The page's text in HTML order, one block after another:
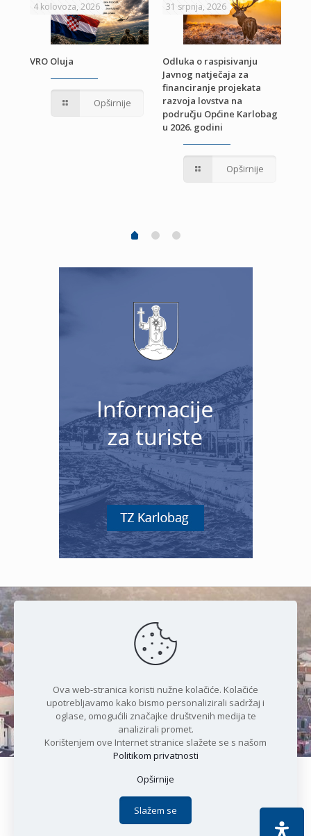
4 kolovoza, 2026
VRO Oluja
Opširnije
31 srpnja, 2026
Odluka o raspisivanju
Javnog natječaja za
financiranje projekata
razvoja lovstva na
području Općine Karlobag
u 2026. godini
Opširnije
Čudesan spoj kristalnog mora i
prirode
Copyright © 2021 Općina Karlobag | Sva prava pridržana |
Politika privatnosti
Apoc IT
Ova web-stranica koristi nužne kolačiće. Kolačiće
upotrebljavamo kako bismo personalizirali sadržaj i
oglase, omogućili značajke društvenih medija te
analizirali promet.
Korištenjem ove Internet stranice slažete se s našom
Politikom privatnosti
Opširnije
Slažem se